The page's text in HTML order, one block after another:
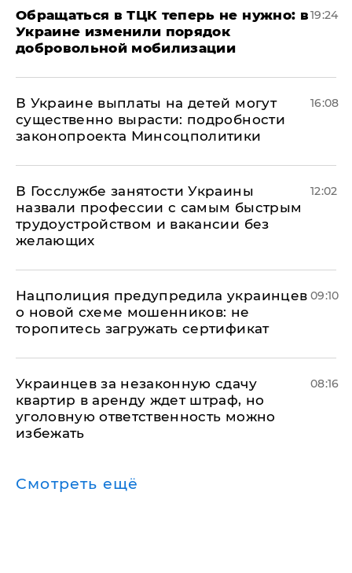
Обращаться в ТЦК теперь не нужно: в
Украине изменили порядок
добровольной мобилизации
19:24
В Украине выплаты на детей могут
существенно вырасти: подробности
законопроекта Минсоцполитики
16:08
В Госслужбе занятости Украины
назвали профессии с самым быстрым
трудоустройством и вакансии без
желающих
12:02
Нацполиция предупредила украинцев
о новой схеме мошенников: не
торопитесь загружать сертификат
09:10
Украинцев за незаконную сдачу
квартир в аренду ждет штраф, но
уголовную ответственность можно
избежать
08:16
Смотреть ещё